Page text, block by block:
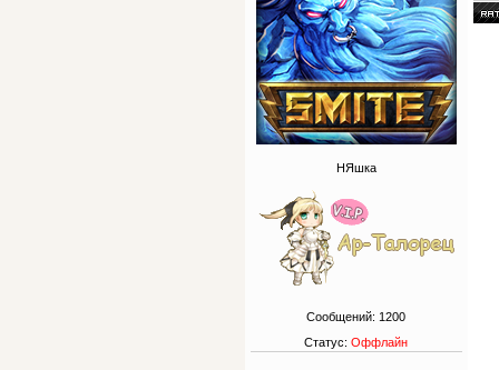
НЯшка
Сообщений: 1200
Статус:Оффлайн